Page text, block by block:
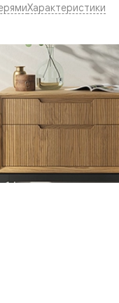
Характеристики